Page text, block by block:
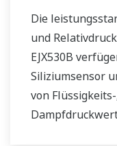
Die
und
EJX530B
Siliziumsensor
von